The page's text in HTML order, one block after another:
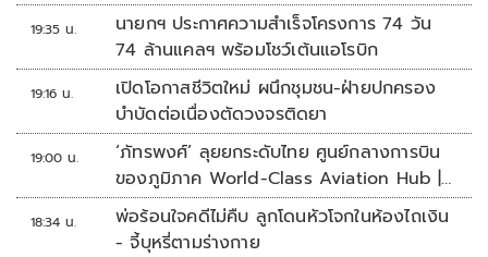
19:35 น.
นายกฯ ประกาศความสำเร็จโครงการ 74 วัน
74 ล้านแคลฯ พร้อมโชว์เต้นแอโรบิก
19:16 น.
เปิดโอกาสชีวิตใหม่ ผนึกชุมชน-ฝ่ายปกครอง
บำบัดต่อเนื่องตัดวงจรติดยา
19:00 น.
‘ภัทรพงศ์’ ลุยยกระดับไทย ศูนย์กลางการบิน
ของภูมิภาค World-Class Aviation Hub |
ห้องข่าวไทยโพสต์สุดสัปดาห์
18:34 น.
พ่อร้อนใจคดีไม่คืบ ลูกโดนหัวโจกในห้องไถเงิน
- จี้บุหรี่ตามร่างกาย